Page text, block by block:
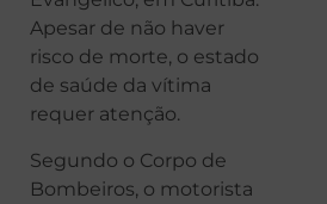
Apesar de não haver
risco de morte, o estado
de saúde da vítima
requer atenção.
Segundo o Corpo de
Bombeiros, o motorista